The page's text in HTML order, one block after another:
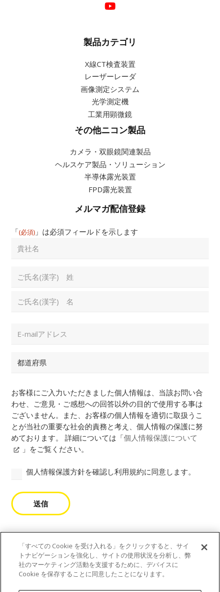
製品カテゴリ
X線CT検査装置
レーザーレーダ
画像測定システム
光学測定機
工業用顕微鏡
その他ニコン製品
カメラ・双眼鏡関連製品
ヘルスケア製品・ソリューション
半導体露光装置
FPD露光装置
メルマガ配信登録
「(必須)​」は必須フィールドを示します
社
Name(必
Address
(必
県
須)​
お客様にご入力いただきました個人情報は、当該お問い合
わせ、ご意見・ご感想への回答以外の目的で使用する事は
ございません。また、お客様の個人情報を適切に取扱うこ
とが当社の重要な社会的責務と考え、個人情報の保護に努
めております。 詳細については「個人情報保護について
」をご覧ください。
個人情報保護方針を確認し利用規約に同意します。
送信
個人情報保護について
「すべての Cookie を受け入れる」をクリックすると、サイ
トナビゲーションを強化し、サイトの使用状況を分析し、弊
社のマーケティング活動を支援するために、デバイスに
Cookie を保存することに同意したことになります。